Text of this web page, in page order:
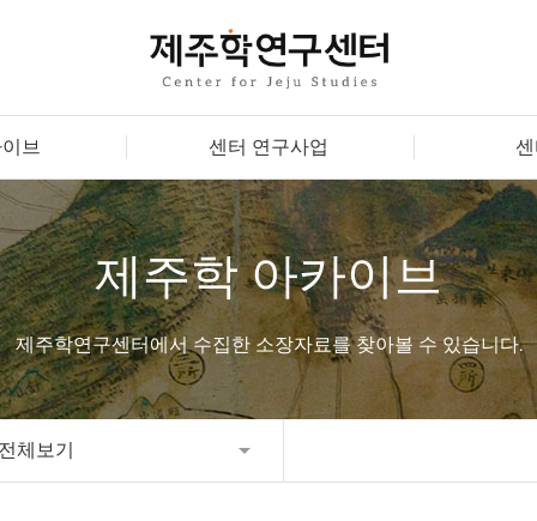
브 센터 연구사업
제주학 아카이브
제주학연구센터에서 수집한 소장자료를 찾아볼 수 있습니다.
전체보기